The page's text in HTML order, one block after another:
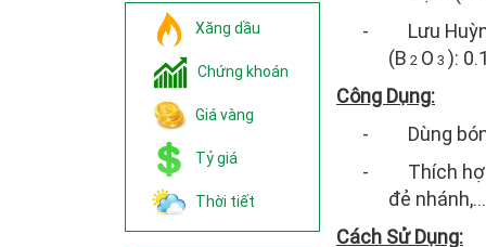
trườngXăng dầu
Chứng khoán
Giá vàng
Tỷ giá
Thời tiết
-
Lưu
(B 2 O 3 ):
Công Dụng:
-
Dùng
-
Thích
đẻ
Cách Sử Dụng: